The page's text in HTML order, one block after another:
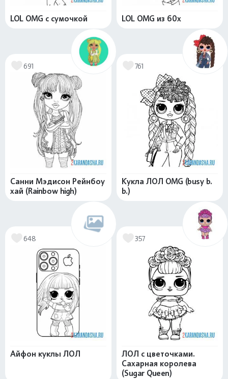
LOL OMG с сумочкой LOL OMG из 60х
691
Санни Мэдисон Рейнбоу
хай (Rainbow high)
761
Кукла ЛОЛ OMG (busy b.
b.)
648
Айфон куклы ЛОЛ
357
ЛОЛ с цветочками.
Сахарная королева
(Sugar Queen)